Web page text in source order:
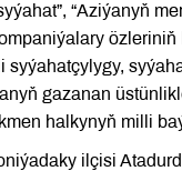
“Aziýanyň
gazanan
halkynyň milli
ilçisi